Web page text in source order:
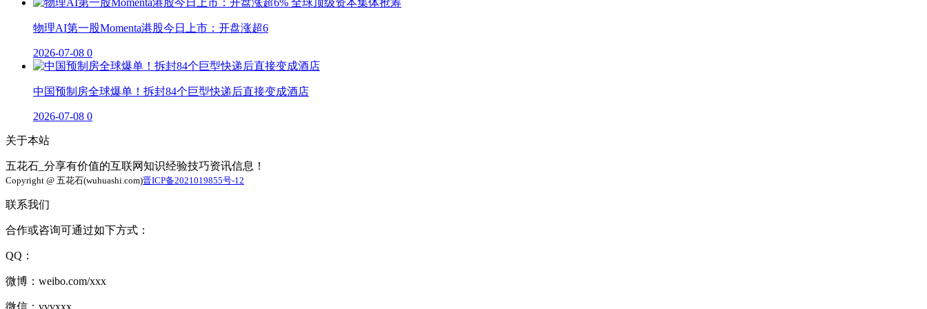
物理AI第一股Momenta港股今日上市：开盘涨超6
2026-07-08 0
中国预制房全球爆单！拆封84个巨型快递后直接变成酒店
2026-07-08 0
关于本站
五花石_分享有价值的互联网知识经验技巧资讯信息！
Copyright @ 五花石(wuhuashi.com)晋ICP备2021019855号-12
联系我们
合作或咨询可通过如下方式：
QQ：
微博：weibo.com/xxx
微信：vvvxxx